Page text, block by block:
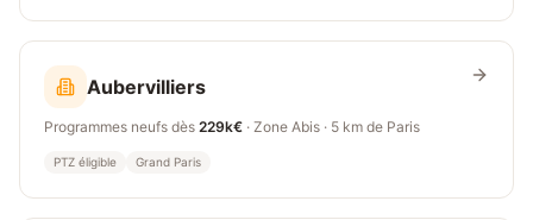
Aubervilliers
Programmes neufs dès 229k€ · Zone Abis · 5 km de Paris
PTZ éligible Grand Paris